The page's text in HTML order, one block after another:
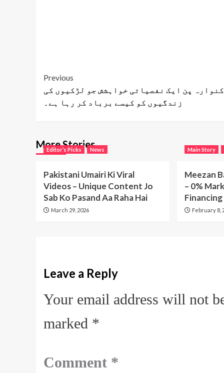
Post
Navigation
Previous
کنوارہ پن ایک نفصیاتی خواہشش جو لڑکیوں کی
زندگیوں کو کیسے برباد کر رہا ہے۔
More Stories
Editor’s Picks News
Pakistani Umairi Ki Viral
Videos – Unique Content Jo
Sab Ko Pasand Aa Raha Hai
March 29, 2026
Main Story
Meezan
– 0%
Financing
February 8,
Leave a Reply
Your email address will not
marked *
Comment *